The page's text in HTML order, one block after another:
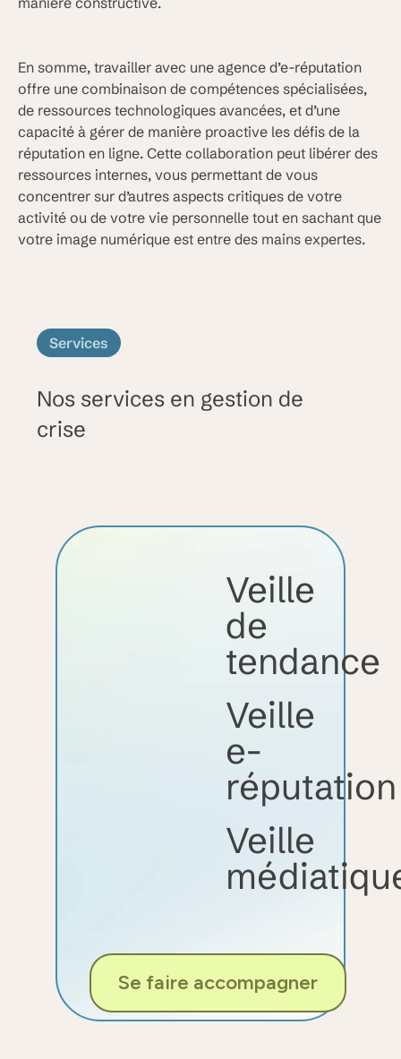
En somme, travailler avec une agence d’e-réputation
offre une combinaison de compétences spécialisées,
de ressources technologiques avancées, et d’une
capacité à gérer de manière proactive les défis de la
réputation en ligne. Cette collaboration peut libérer des
ressources internes, vous permettant de vous
concentrer sur d’autres aspects critiques de votre
activité ou de votre vie personnelle tout en sachant que
votre image numérique est entre des mains expertes.
Services
Nos services en gestion de
crise
Veille
de
tendance
Veille
e-
réputation
Veille
Se faire accompagner